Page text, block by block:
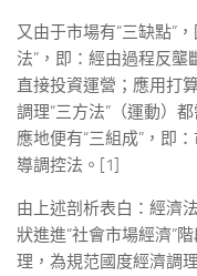
又由于市場有“三缺點”
法”，即：經由過程反
直接投資運營；應用打
調理“三方法”（運動）
應地便有“三組成”，即
導調控法。[1]
由上述剖析表白：經濟
狀進進“社會市場經濟”
理，為規范國度經濟調